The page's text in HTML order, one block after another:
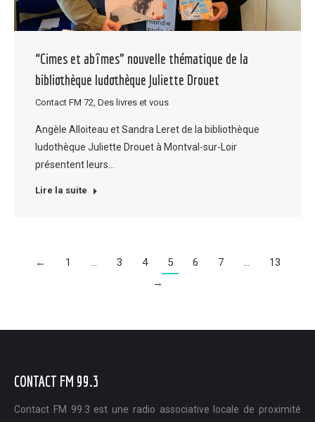
“Cimes et abîmes” nouvelle thématique de la
bibliothèque ludothèque Juliette Drouet
Contact FM 72 Des livres et vous
Angèle Alloiteau et Sandra Leret de la bibliothèque
ludothèque Juliette Drouet à Montval-sur-Loir
présentent leurs…
Lire la suite
← 1 … 3 4 5 6 7 …
13
→
CONTACT FM 99.3
Contact FM 99.3 est une radio associative locale de proximité